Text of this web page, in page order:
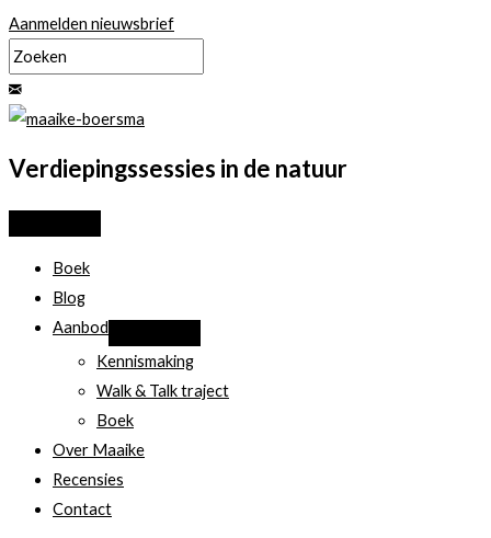
Ga
naar
de
inhoud
Aanmelden nieuwsbrief
Verdiepingssessies in de natuur
Boek
Blog
Aanbod
Kennismaking
Walk & Talk traject
Boek
Over Maaike
Recensies
Contact